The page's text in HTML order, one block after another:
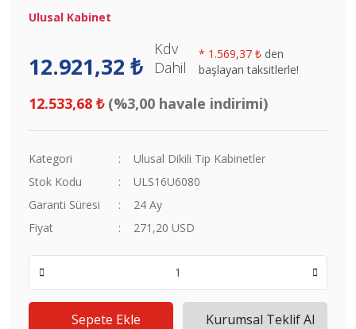
Ulusal Kabinet
12.921,32 ₺
Kdv
Dahil
* 1.569,37 ₺ den
başlayan taksitlerle!
12.533,68 ₺ (%3,00 havale indirimi)
Kategori
Ulusal Dikili Tip Kabinetler
Stok Kodu
ULS16U6080
Garanti Süresi
24 Ay
Fiyat
271,20 USD
Sepete Ekle Kurumsal Teklif Al